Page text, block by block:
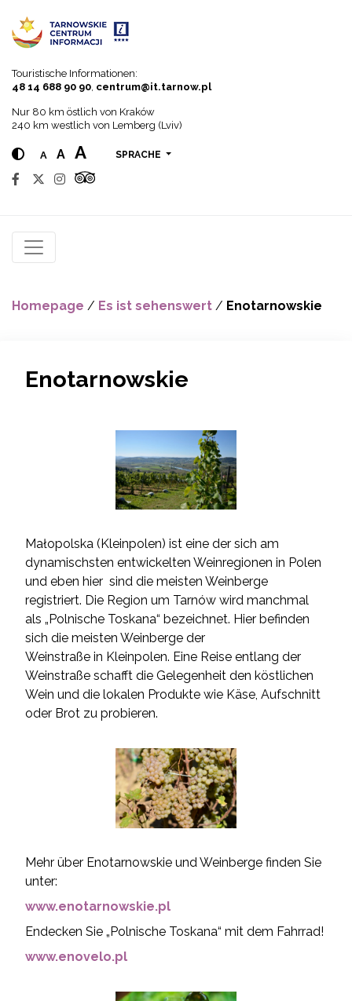
Touristische Informationen:
48 14 688 90 90 centrum@it.tarnow.pl
Nur 80 km östlich von Kraków
240 km westlich von Lemberg (Lviv)
A A A SPRACHE
Homepage / Es ist sehenswert / Enotarnowskie
Enotarnowskie
Małopolska (Kleinpolen) ist eine der sich am
dynamischsten entwickelten Weinregionen in Polen
und eben hier sind die meisten Weinberge
registriert. Die Region um Tarnów wird manchmal
als „Polnische Toskana“ bezeichnet. Hier befinden
sich die meisten Weinberge der
Weinstraße in Kleinpolen. Eine Reise entlang der
Weinstraße schafft die Gelegenheit den köstlichen
Wein und die lokalen Produkte wie Käse, Aufschnitt
oder Brot zu probieren.
Mehr über Enotarnowskie und Weinberge finden Sie
unter:
www.enotarnowskie.pl
Endecken Sie „Polnische Toskana“ mit dem Fahrrad!
www.enovelo.pl